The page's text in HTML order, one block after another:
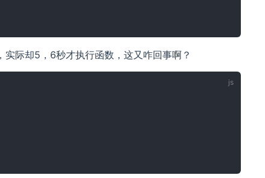
际却5，6秒才执行函数，这又咋回事啊？